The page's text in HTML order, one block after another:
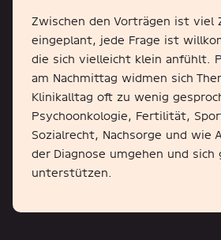
Zwischen den Vorträgen ist viel
eingeplant, jede Frage ist
die sich vielleicht klein anfühlt.
am Nachmittag widmen sich
Klinikalltag oft zu wenig
Psychoonkologie, Fertilität,
Sozialrecht, Nachsorge und wie
der Diagnose umgehen und sich
unterstützen.